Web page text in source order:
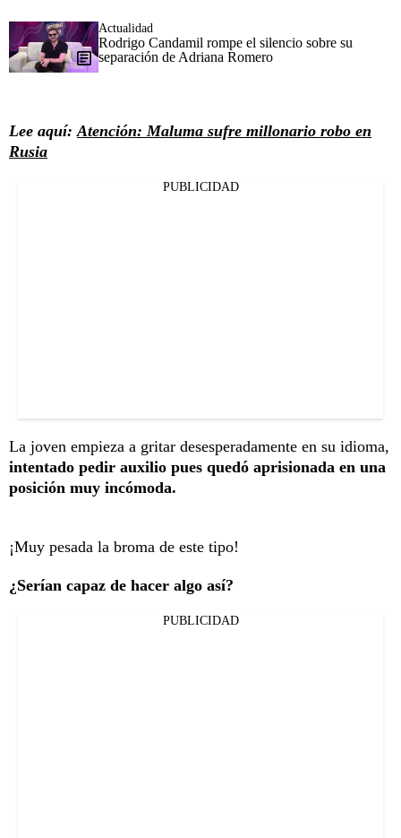
Actualidad
Rodrigo Candamil rompe el silencio sobre su
separación de Adriana Romero
Lee aquí: Atención: Maluma sufre millonario robo en
Rusia
PUBLICIDAD
La joven empieza a gritar desesperadamente en su idioma,
intentado pedir auxilio pues quedó aprisionada en una
posición muy incómoda.
¡Muy pesada la broma de este tipo!
¿Serían capaz de hacer algo así?
PUBLICIDAD